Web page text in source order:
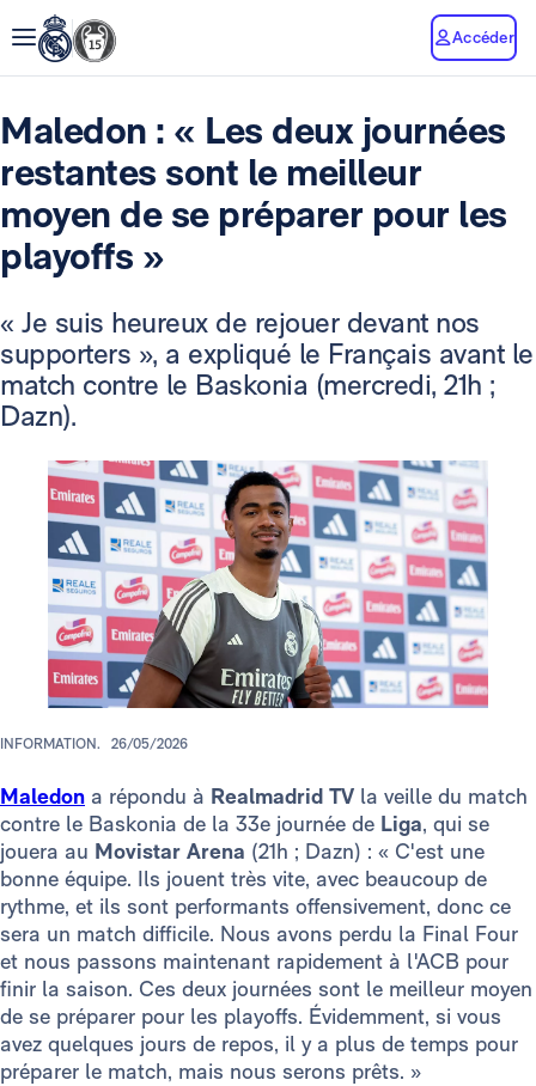
Accéder
Maledon : « Les deux journées
restantes sont le meilleur
moyen de se préparer pour les
playoffs »
« Je suis heureux de rejouer devant nos
supporters », a expliqué le Français avant le
match contre le Baskonia (mercredi, 21h ;
Dazn).
INFORMATION. 26/05/2026
Maledon a répondu à Realmadrid TV la veille du match
contre le Baskonia de la 33e journée de Liga, qui se
jouera au Movistar Arena (21h ; Dazn) : « C'est une
bonne équipe. Ils jouent très vite, avec beaucoup de
rythme, et ils sont performants offensivement, donc ce
sera un match difficile. Nous avons perdu la Final Four
et nous passons maintenant rapidement à l'ACB pour
finir la saison. Ces deux journées sont le meilleur moyen
de se préparer pour les playoffs. Évidemment, si vous
avez quelques jours de repos, il y a plus de temps pour
préparer le match, mais nous serons prêts. »